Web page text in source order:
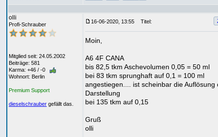
olli
Profi-Schrauber
Mitglied seit: 24.05.2002
Beiträge: 581
Karma: +46 / -0
Wohnort: Berlin
Premium Support
dieselschrauber gefällt das.
16-06-2020, 13:55 Titel:
Moin,
A6 4F CANA
bis 82,5 tkm Aschevolumen 0,05 = 50 ml
bei 83 tkm sprunghaft auf 0,1 = 100 ml
angestiegen.... ist scheinbar die Auflösung
Darstellung
bei 135 tkm auf 0,15
Gruß
olli